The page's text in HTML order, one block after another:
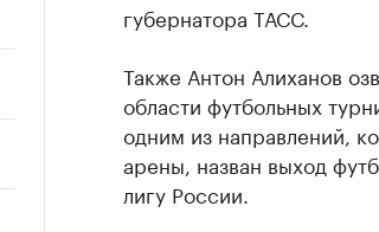
губернатора ТАСС.
Также Антон Алиханов
области футбольных
одним из направлений,
арены, назван выход
лигу России.